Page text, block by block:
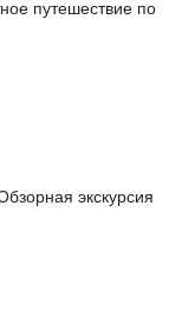
путешествие по
экскурсия